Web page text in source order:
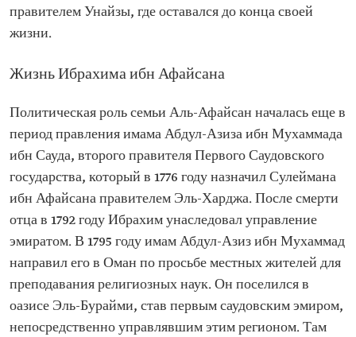
правителем Унайзы, где оставался до конца своей
жизни.
Жизнь Ибрахима ибн Афайсана
Политическая роль семьи Аль-Афайсан началась еще в
период правления имама Абдул-Азиза ибн Мухаммада
ибн Сауда, второго правителя Первого Саудовского
государства, который в 1776 году назначил Сулеймана
ибн Афайсана правителем Эль-Харджа. После смерти
отца в 1792 году Ибрахим унаследовал управление
эмиратом. В 1795 году имам Абдул-Азиз ибн Мухаммад
направил его в Оман по просьбе местных жителей для
преподавания религиозных наук. Он поселился в
оазисе Эль-Бурайми, став первым саудовским эмиром,
непосредственно управлявшим этим регионом. Там